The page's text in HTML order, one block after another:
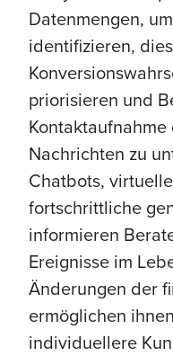
Datenmengen,
identifizieren,
priorisieren und
Nachrichten zu
Chatbots,
fortschrittliche
informieren
Ereignisse im
Änderungen der
ermöglichen
individuellere